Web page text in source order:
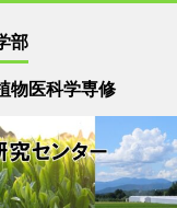
部
物医科学専修